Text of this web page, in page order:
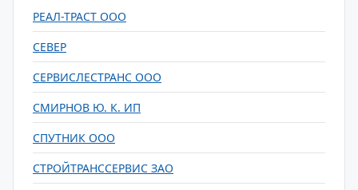
РЕАЛ-ТРАСТ ООО
СЕВЕР
СЕРВИСЛЕСТРАНС ООО
СМИРНОВ Ю. К. ИП
СПУТНИК ООО
СТРОЙТРАНССЕРВИС ЗАО